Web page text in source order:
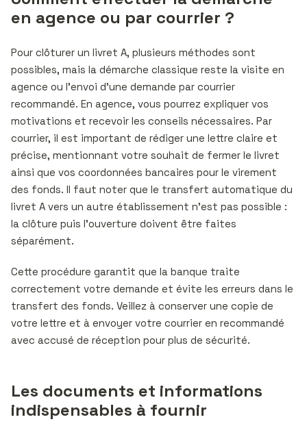
en agence ou par courrier ?
Pour clôturer un livret A, plusieurs méthodes sont
possibles, mais la démarche classique reste la visite en
agence ou l’envoi d’une demande par courrier
recommandé. En agence, vous pourrez expliquer vos
motivations et recevoir les conseils nécessaires. Par
courrier, il est important de rédiger une lettre claire et
précise, mentionnant votre souhait de fermer le livret
ainsi que vos coordonnées bancaires pour le virement
des fonds. Il faut noter que le transfert automatique du
livret A vers un autre établissement n’est pas possible :
la clôture puis l’ouverture doivent être faites
séparément.
Cette procédure garantit que la banque traite
correctement votre demande et évite les erreurs dans le
transfert des fonds. Veillez à conserver une copie de
votre lettre et à envoyer votre courrier en recommandé
avec accusé de réception pour plus de sécurité.
Les documents et informations
indispensables à fournir